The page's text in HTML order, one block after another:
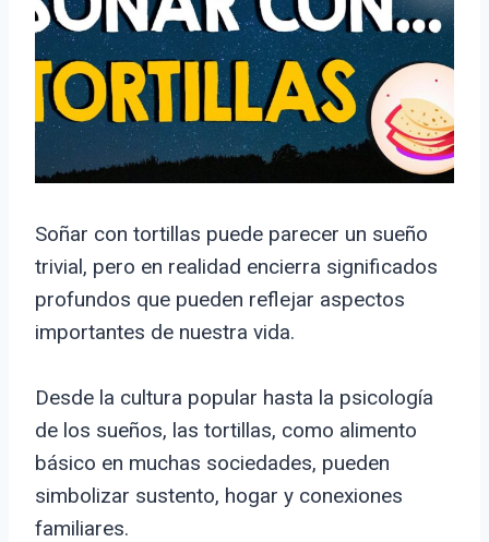
Soñar con tortillas puede parecer un sueño
trivial, pero en realidad encierra significados
profundos que pueden reflejar aspectos
importantes de nuestra vida.
Desde la cultura popular hasta la psicología
de los sueños, las tortillas, como alimento
básico en muchas sociedades, pueden
simbolizar sustento, hogar y conexiones
familiares.